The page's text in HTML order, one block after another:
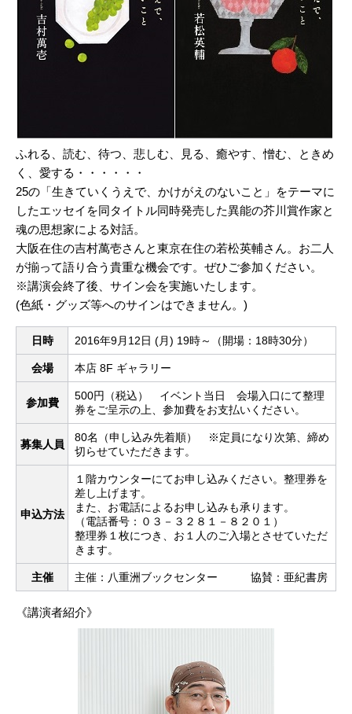
ふれる、読む、待つ、悲しむ、見る、癒やす、憎む、ときめ
く、愛する・・・・・・
25の「生きていくうえで、かけがえのないこと」をテーマに
したエッセイを同タイトル同時発売した異能の芥川賞作家と
魂の思想家による対話。
大阪在住の吉村萬壱さんと東京在住の若松英輔さん。お二人
が揃って語り合う貴重な機会です。ぜひご参加ください。
※講演会終了後、サイン会を実施いたします。
(色紙・グッズ等へのサインはできません。)
日時 2016年9月12日 (月) 19時～（開場：18時30分）
会場 本店 8F ギャラリー
参加費
500円（税込） イベント当日 会場入口にて整理
券をご呈示の上、参加費をお支払いください。
募集人員
80名（申し込み先着順） ※定員になり次第、締め
切らせていただきます。
申込方法
１階カウンターにてお申し込みください。整理券を
差し上げます。
また、お電話によるお申し込みも承ります。
（電話番号：０３－３２８１－８２０１）
整理券１枚につき、お１人のご入場とさせていただ
きます。
主催 主催：八重洲ブックセンター 協賛：亜紀書房
《講演者紹介》